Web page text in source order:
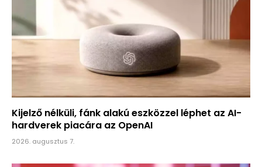
Kijelző nélküli, fánk alakú eszközzel léphet az AI-
hardverek piacára az OpenAI
2026. augusztus 7.